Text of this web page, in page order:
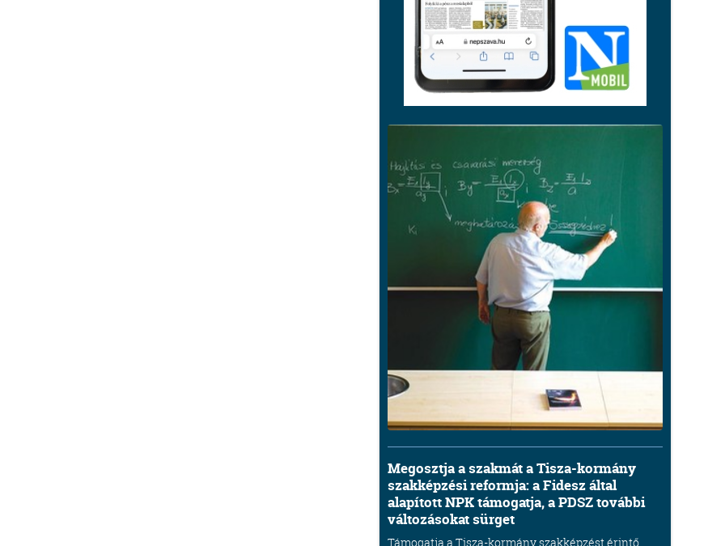
Megosztja a szakmát a Tisza-kormány
szakképzési reformja: a Fidesz által
alapított NPK támogatja, a PDSZ további
változásokat sürget
Támogatja a Tisza-kormány szakképzést érintő